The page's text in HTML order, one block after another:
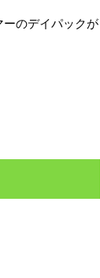
のデイパックが